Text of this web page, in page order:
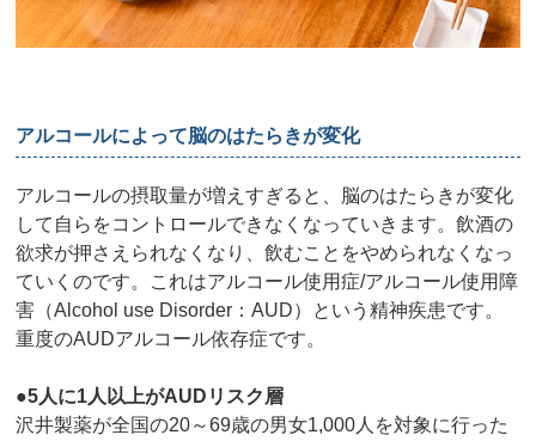
アルコールによって脳のはたらきが変化
アルコールの摂取量が増えすぎると、脳のはたらきが変化
して自らをコントロールできなくなっていきます。飲酒の
欲求が押さえられなくなり、飲むことをやめられなくなっ
ていくのです。これはアルコール使用症/アルコール使用障
害（Alcohol use Disorder：AUD）という精神疾患です。
重度のAUDアルコール依存症です。
●5人に1人以上がAUDリスク層
沢井製薬が全国の20～69歳の男女1,000人を対象に行った